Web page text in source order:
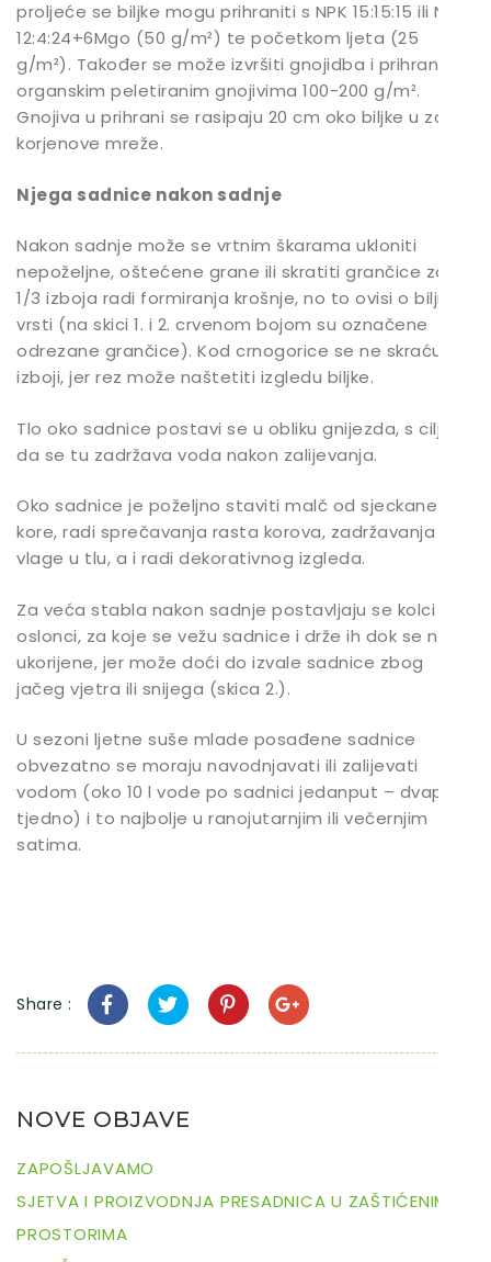
proljeće se biljke mogu prihraniti s NPK 15:15:15 ili NPK
12:4:24+6Mgo (50 g/m²) te početkom ljeta (25
g/m²). Također se može izvršiti gnojidba i prihrana
organskim peletiranim gnojivima 100-200 g/m².
Gnojiva u prihrani se rasipaju 20 cm oko biljke u zoni
korjenove mreže.
Njega sadnice nakon sadnje
Nakon sadnje može se vrtnim škarama ukloniti
nepoželjne, oštećene grane ili skratiti grančice za
1/3 izboja radi formiranja krošnje, no to ovisi o biljnoj
vrsti (na skici 1. i 2. crvenom bojom su označene
odrezane grančice). Kod crnogorice se ne skraćuju
izboji, jer rez može naštetiti izgledu biljke.
Tlo oko sadnice postavi se u obliku gnijezda, s ciljem
da se tu zadržava voda nakon zalijevanja.
Oko sadnice je poželjno staviti malč od sjeckane
kore, radi sprečavanja rasta korova, zadržavanja
vlage u tlu, a i radi dekorativnog izgleda.
Za veća stabla nakon sadnje postavljaju se kolci kao
oslonci, za koje se vežu sadnice i drže ih dok se ne
ukorijene, jer može doći do izvale sadnice zbog
jačeg vjetra ili snijega (skica 2.).
U sezoni ljetne suše mlade posađene sadnice
obvezatno se moraju navodnjavati ili zalijevati
vodom (oko 10 l vode po sadnici jedanput – dvaput
tjedno) i to najbolje u ranojutarnjim ili večernjim
satima.
Share :
NOVE OBJAVE
ZAPOŠLJAVAMO
SJETVA I PROIZVODNJA PRESADNICA U ZAŠTIĆENIM
PROSTORIMA